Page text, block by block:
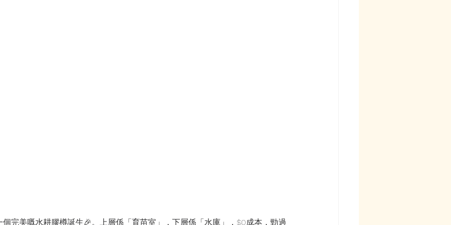
個完美嘅水耕膠樽誕生🎉。上層係「育苗室」，下層係「水庫」，$0成本，勁過